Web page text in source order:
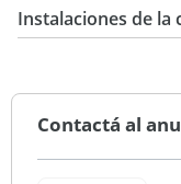
USD 360.000
600 m2
Instalaciones de la
Contactá al